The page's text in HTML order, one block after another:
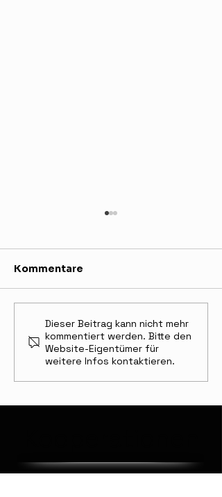
Pflanzenportrait:
Gemeine Fichte (Picea
abies)
Kommentare
Dieser Beitrag kann nicht mehr
kommentiert werden. Bitte den
Website-Eigentümer für
weitere Infos kontaktieren.